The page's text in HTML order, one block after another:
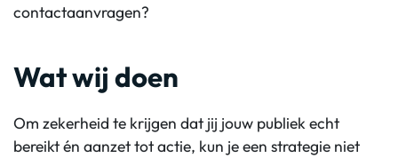
contactaanvragen?
Wat wij doen
Om zekerheid te krijgen dat jij jouw publiek echt
bereikt én aanzet tot actie, kun je een strategie niet